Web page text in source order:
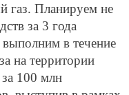
газ. Планируем не
за 3 года
в течение
на территории
100 млн